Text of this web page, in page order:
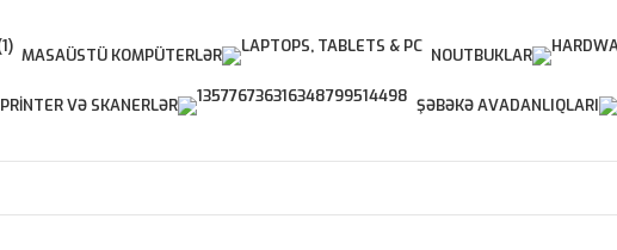
MASAÜSTÜ KOMPÜTERLƏR NOUTBUKLAR
PRINTER VƏ SKANERLƏR ŞƏBƏKƏ AVADANLIQLARI